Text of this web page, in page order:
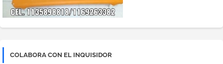
COLABORA CON EL INQUISIDOR